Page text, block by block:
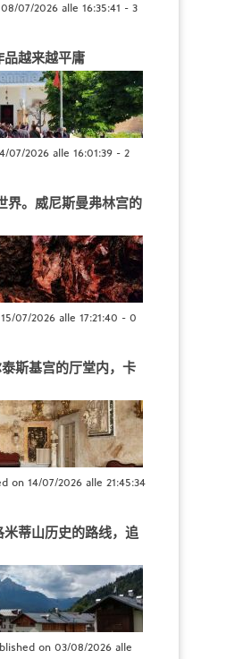
07/2026 alle 16:35:41 - 3
越来越平庸
07/2026 alle 16:01:39 - 2
界。威尼斯曼弗林宫的
07/2026 alle 17:21:40 - 0
泰斯基宫的厅堂内，卡
on 14/07/2026 alle 21:45:34
蒂山历史的路线，追
on 03/08/2026 alle